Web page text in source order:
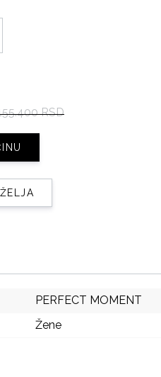
RSD
PERFECT MOMENT
Žene